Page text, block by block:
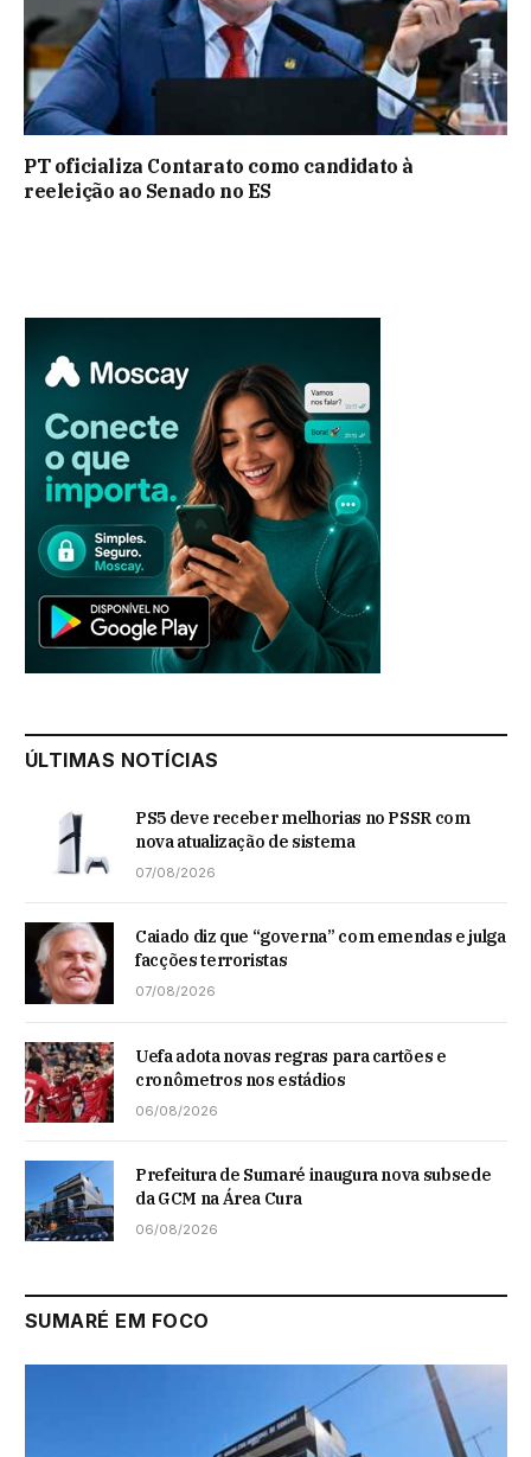
PT oficializa Contarato como candidato à
reeleição ao Senado no ES
ÚLTIMAS NOTÍCIAS
PS5 deve receber melhorias no PSSR com
nova atualização de sistema
07/08/2026
Caiado diz que “governa” com emendas e julga
facções terroristas
07/08/2026
Uefa adota novas regras para cartões e
cronômetros nos estádios
06/08/2026
Prefeitura de Sumaré inaugura nova subsede
da GCM na Área Cura
06/08/2026
SUMARÉ EM FOCO